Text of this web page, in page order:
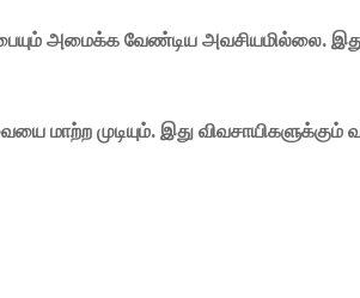
அமைக்கவேண்டியஅவசியமில்லை.
மாற்றமுடியும்.இதுவிவசாயிகளுக்கும்